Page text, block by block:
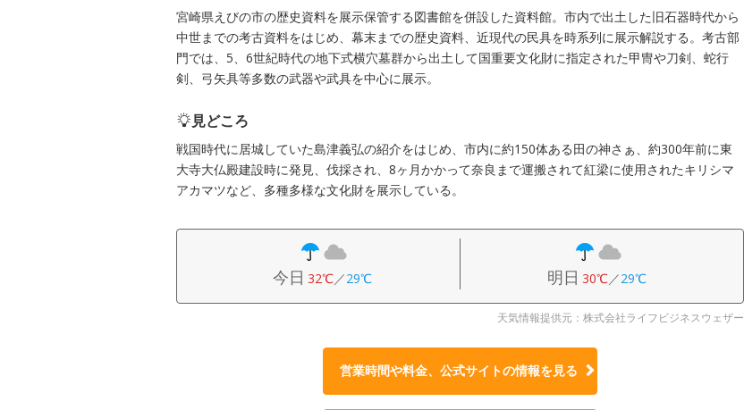
宮崎県えびの市の歴史資料を展示保管する図書館を併設した資料館。市内で出土した旧石器時代から
中世までの考古資料をはじめ、幕末までの歴史資料、近現代の民具を時系列に展示解説する。考古部
門では、5、6世紀時代の地下式横穴墓群から出土して国重要文化財に指定された甲冑や刀剣、蛇行
剣、弓矢具等多数の武器や武具を中心に展示。
見どころ
戦国時代に居城していた島津義弘の紹介をはじめ、市内に約150体ある田の神さぁ、約300年前に東
大寺大仏殿建設時に発見、伐採され、8ヶ月かかって奈良まで運搬されて紅梁に使用されたキリシマ
アカマツなど、多種多様な文化財を展示している。
今日 32℃／29℃ 明日 30℃／29℃
天気情報提供元：株式会社ライフビジネスウェザー
営業時間や料金、公式サイトの情報を見る